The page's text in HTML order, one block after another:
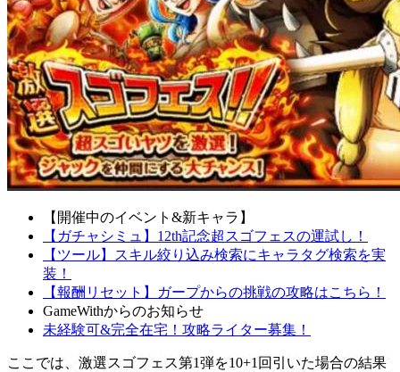
【開催中のイベント&新キャラ】
【ガチャシミュ】12th記念超スゴフェスの運試し！
【ツール】スキル絞り込み検索にキャラタグ検索を実
装！
【報酬リセット】ガープからの挑戦の攻略はこちら！
GameWithからのお知らせ
未経験可&完全在宅！攻略ライター募集！
ここでは、激選スゴフェス第1弾を10+1回引いた場合の結果